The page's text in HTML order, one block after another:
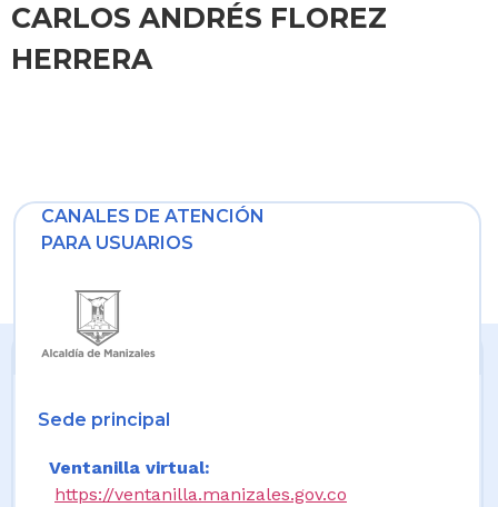
CARLOS ANDRÉS FLOREZ
HERRERA
CANALES DE ATENCIÓN
PARA USUARIOS
Sede principal
Ventanilla virtual:
https://ventanilla.manizales.gov.co